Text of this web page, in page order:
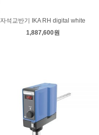
자석교반기 IKA RH digital white
1,887,600원